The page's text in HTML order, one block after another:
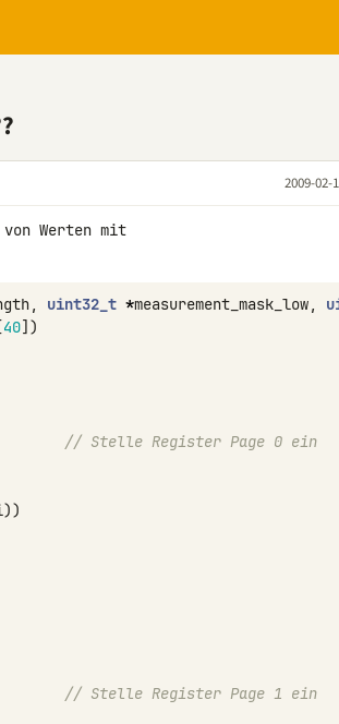
2009-02-
Werten mit
, uint32_t *measurement_mask_low,
[40])
// Stelle Register Page 0 ein
))
// Stelle Register Page 1 ein